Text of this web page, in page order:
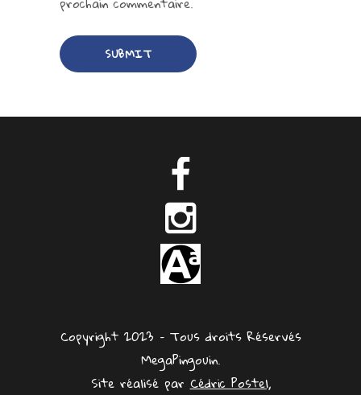
Copyright 2023 – Tous droits Réservés
MegaPingouin.
Site réalisé parCédric Postel,